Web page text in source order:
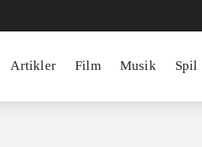
Artikler Film Musik Spil